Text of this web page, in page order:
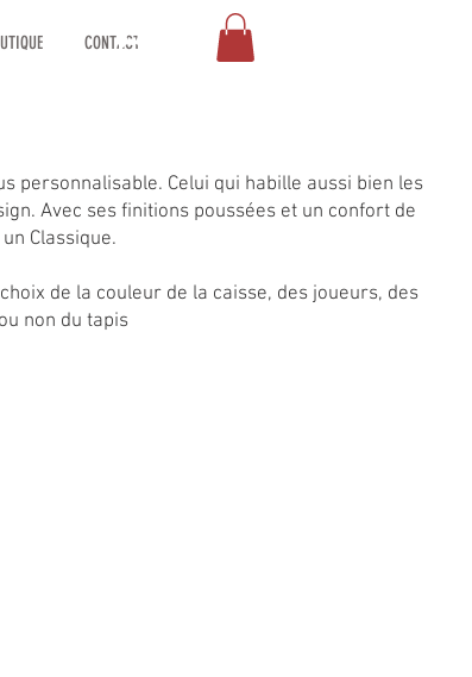
CONTACT Connexion
personnalisable. Celui qui habille aussi bien les
Avec ses finitions poussées et un confort de
Classique.
de la couleur de la caisse, des joueurs, des
non du tapis